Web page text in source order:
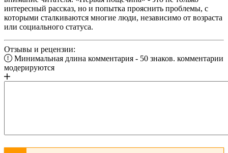
интересный рассказ, но и попытка прояснить проблемы, с
которыми сталкиваются многие люди, независимо от возраста
или социального статуса.
Отзывы и рецензии:
Минимальная длина комментария - 50 знаков. комментарии
модерируются